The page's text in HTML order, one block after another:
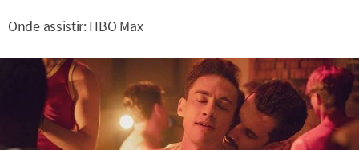
Onde assistir: HBO Max